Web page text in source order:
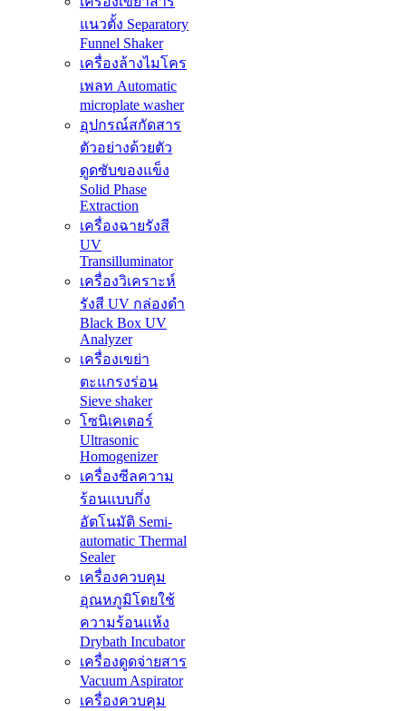
แนวตั้ง Separatory
Funnel Shaker
เครื่องล้างไมโคร
เพลท Automatic
microplate washer
อุปกรณ์สกัดสาร
ตัวอย่างด้วยตัว
ดูดซับของแข็ง
Solid Phase
Extraction
เครื่องฉายรังสี
UV
Transilluminator
เครื่องวิเคราะห์
รังสี UV กล่องดำ
Black Box UV
Analyzer
เครื่องเขย่า
ตะแกรงร่อน
Sieve shaker
โซนิเคเตอร์
Ultrasonic
Homogenizer
เครื่องซีลความ
ร้อนแบบกึ่ง
อัตโนมัติ Semi-
automatic Thermal
Sealer
เครื่องควบคุม
อุณหภูมิโดยใช้
ความร้อนแห้ง
Drybath Incubator
เครื่องดูดจ่ายสาร
Vacuum Aspirator
เครื่องควบคุม